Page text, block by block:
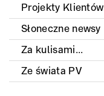
Projekty Klientów
Słoneczne newsy
Za kulisami...
Ze świata PV